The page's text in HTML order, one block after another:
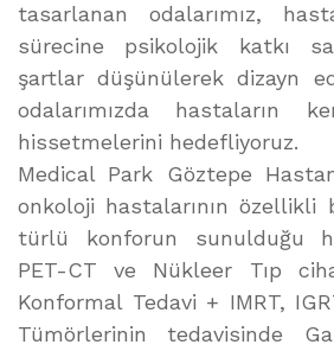
tasarlanan odalarımız,
sürecine psikolojik katkı
şartlar düşünülerek dizayn
odalarımızda hastaların
hissetmelerini hedefliyoruz.
Medical Park Göztepe
onkoloji hastalarının özellikli
türlü konforun sunulduğu
PET-CT ve Nükleer Tıp
Konformal Tedavi + IMRT,
Tümörlerinin tedavisinde